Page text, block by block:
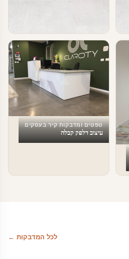
טפטים ומדבקות קיר בעסקים
טפטים לעסקים
טפטים ומדבקות קיר בעסקים
עיצוב דלפק קבלה
לכל המדבקות ←